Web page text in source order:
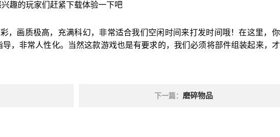
趣的玩家们赶紧下载体验一下吧
，画质极高，充满科幻，非常适合我们空闲时间来打发时间哦！在这里，
，非常人性化。当然这款游戏也是有要求的，我们必须将部件组装起来，
下一篇： 磨碎物品